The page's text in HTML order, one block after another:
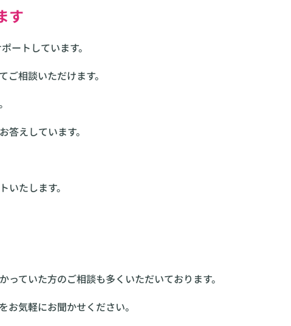
す
ートしています。
相談いただけます。
えしています。
たします。
ていた方のご相談も多くいただいております。
気軽にお聞かせください。